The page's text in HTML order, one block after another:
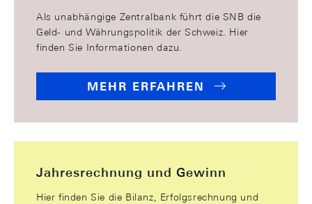
Als unabhängige Zentralbank führt die SNB die
Geld- und Währungspolitik der Schweiz. Hier
finden Sie Informationen dazu.
MEHR ERFAHREN
Jahresrechnung und Gewinn
Hier finden Sie die Bilanz, Erfolgsrechnung und